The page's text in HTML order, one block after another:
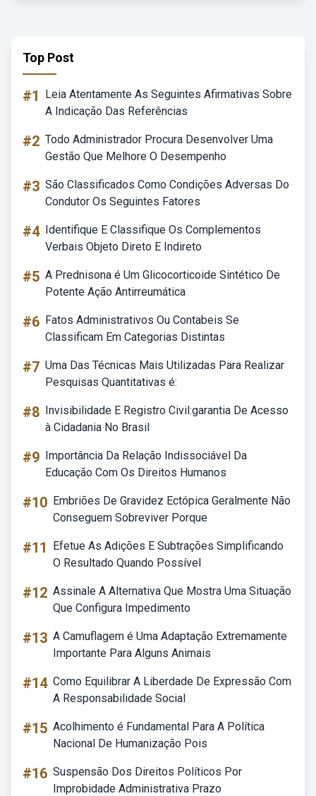
Top Post
#1
Leia Atentamente As Seguintes Afirmativas Sobre
A Indicação Das Referências
#2 Todo Administrador Procura Desenvolver Uma
Gestão Que Melhore O Desempenho
#3 São Classificados Como Condições Adversas Do
Condutor Os Seguintes Fatores
#4 Identifique E Classifique Os Complementos
Verbais Objeto Direto E Indireto
#5 A Prednisona é Um Glicocorticoide Sintético De
Potente Ação Antirreumática
#6 Fatos Administrativos Ou Contabeis Se
Classificam Em Categorias Distintas
#7 Uma Das Técnicas Mais Utilizadas Para Realizar
Pesquisas Quantitativas é:
#8 Invisibilidade E Registro Civil:garantia De Acesso
à Cidadania No Brasil
#9 Importância Da Relação Indissociável Da
Educação Com Os Direitos Humanos
#10 Embriões De Gravidez Ectópica Geralmente Não
Conseguem Sobreviver Porque
#11
Efetue As Adições E Subtrações Simplificando
O Resultado Quando Possível
#12 Assinale A Alternativa Que Mostra Uma Situação
Que Configura Impedimento
#13 A Camuflagem é Uma Adaptação Extremamente
Importante Para Alguns Animais
#14 Como Equilibrar A Liberdade De Expressão Com
A Responsabilidade Social
#15 Acolhimento é Fundamental Para A Política
Nacional De Humanização Pois
#16 Suspensão Dos Direitos Políticos Por
Improbidade Administrativa Prazo